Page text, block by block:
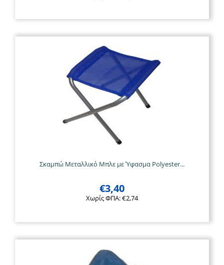
Σκαμπώ Μεταλλικό Μπλε με Ύφασμα Polyester...
€3,40
Χωρίς ΦΠΑ:€2,74